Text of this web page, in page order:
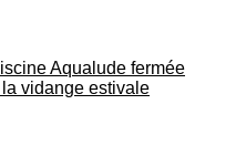
Aqualude fermée
la vidange estivale